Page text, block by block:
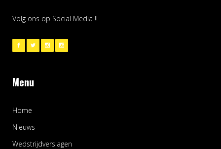
Volg ons op Social Media !!
Menu
Home
Nieuws
Wedstrijdverslagen